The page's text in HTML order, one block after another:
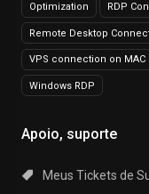
Optimization RDP
Remote Desktop
VPS connection on MAC
Windows RDP
Apoio, suporte
Meus Tickets de